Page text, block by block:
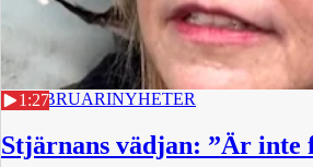
1:27
16 FEBRUARINYHETER
Stjärnans vädjan: ”Är inte